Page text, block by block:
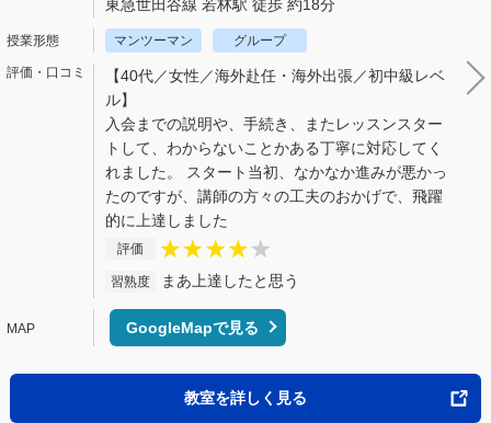
東急世田谷線 若林駅 徒歩 約18分
マンツーマン グループ
【40代／女性／海外赴任・海外出張／初中級レベ
ル】
入会までの説明や、手続き、またレッスンスター
トして、わからないことかある丁寧に対応してく
れました。 スタート当初、なかなか進みが悪かっ
たのですが、講師の方々の工夫のおかげで、飛躍
的に上達しました
評価
習熟度 まあ上達したと思う
GoogleMapで見る
教室を詳しく見る